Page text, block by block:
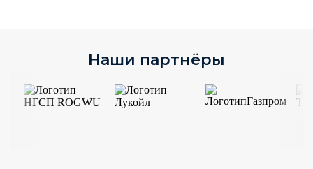
Наши партнёры